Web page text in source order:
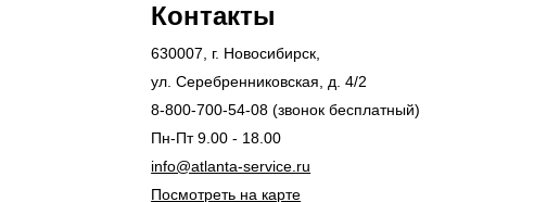
Контакты
630007 , г. Новосибирск
ул. Серебренниковская, д. 4/2
8-800-700-54-08 (звонок бесплатный)
Пн-Пт 9.00 - 18.00
info@atlanta-service.ru
Посмотреть на карте